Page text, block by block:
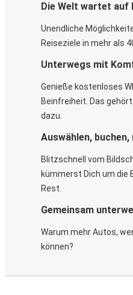
Die Welt wartet auf
Unendliche
Reiseziele in mehr als
Unterwegs mit
Genieße kostenloses
Beinfreiheit. Das
dazu.
Auswählen, buchen,
Blitzschnell vom
kümmerst Dich um die
Rest.
Gemeinsam
Warum mehr Autos,
können?